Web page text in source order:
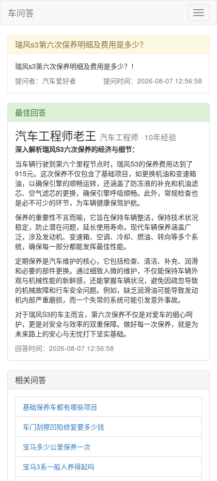
车问答
瑞风s3第六次保养明细及费用是多少？
瑞风s3第六次保养明细及费用是多少？！
提问者：汽车爱好者
提问时间：2026-08-07 12:56:58
最佳回答
汽车工程师老王 汽车工程师 · 10年经验
深入解析瑞风S3六次保养的经济与细节：
当车辆行驶到第六个里程节点时，瑞风S3的保养费用达到了
915元。这次保养不仅包含了基础项目，如更换机油和变速箱
油，以确保引擎的顺畅运转，还涵盖了防冻液的补充和机油滤
芯、空气滤芯的更换，确保引擎呼吸顺畅。此外，常规检查也
是必不可少的环节，为车辆健康保驾护航。
保养的重要性不言而喻，它旨在保持车辆整洁，保持技术状况
稳定，防止潜在问题，延长使用寿命。现代车辆保养涵盖广
泛，涉及发动机、变速箱、空调、冷却、燃油、转向等多个系
统，确保每一部分都能发挥最佳性能。
定期保养是汽车维护的核心，它包括检查、清洁、补充、润滑
和必要的部件更换。通过细致入微的维护，不仅能保持车辆外
观与机械性能的新鲜感，还能掌握车辆状况，避免因疏忽导致
的机械故障和行车安全问题。例如，缺乏润滑油可能导致发动
机内部严重磨损，而一个失常的系统可能引发意外事故。
对于瑞风S3的车主而言，第六次保养不仅是对爱车的细心呵
护，更是对安全与效率的双重保障。做好每一次保养，就是为
未来路上的安心与无忧打下坚实基础。
回答时间：2026-08-07 12:56:58
相关问答
基础保养车都有哪些项目
车门刮擦凹陷修复要多少钱
宝马多少公里保养一次
宝马3系一般人养得起吗